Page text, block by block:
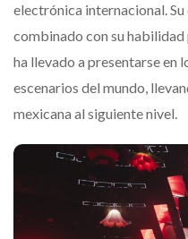
electrónica internacional.
combinado con su
ha llevado a presentarse en
escenarios del mundo,
mexicana al siguiente nivel.